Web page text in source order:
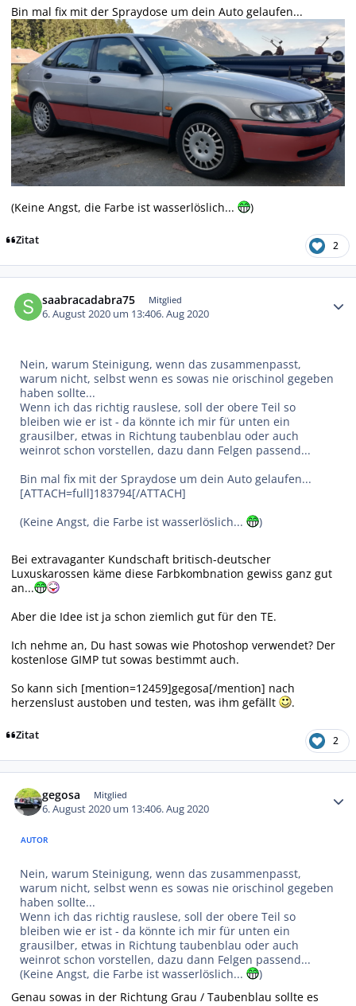
Bin mal fix mit der Spraydose um dein Auto gelaufen...
(Keine Angst, die Farbe ist wasserlöslich... )
Zitat 2
saabracadabra75 Mitglied
6. August 2020 um 13:406. Aug 2020
Nein, warum Steinigung, wenn das zusammenpasst,
warum nicht, selbst wenn es sowas nie orischinol gegeben
haben sollte...
Wenn ich das richtig rauslese, soll der obere Teil so
bleiben wie er ist - da könnte ich mir für unten ein
grausilber, etwas in Richtung taubenblau oder auch
weinrot schon vorstellen, dazu dann Felgen passend...
Bin mal fix mit der Spraydose um dein Auto gelaufen...
[ATTACH=full]183794[/ATTACH]
(Keine Angst, die Farbe ist wasserlöslich...
)
Bei extravaganter Kundschaft britisch-deutscher
Luxuskarossen käme diese Farbkombnation gewiss ganz gut
an...
Aber die Idee ist ja schon ziemlich gut für den TE.
Ich nehme an, Du hast sowas wie Photoshop verwendet? Der
kostenlose GIMP tut sowas bestimmt auch.
So kann sich [mention=12459]gegosa[/mention] nach
herzenslust austoben und testen, was ihm gefällt
.
Zitat 2
gegosa Mitglied
6. August 2020 um 13:406. Aug 2020
AUTOR
Nein, warum Steinigung, wenn das zusammenpasst,
warum nicht, selbst wenn es sowas nie orischinol gegeben
haben sollte...
Wenn ich das richtig rauslese, soll der obere Teil so
bleiben wie er ist - da könnte ich mir für unten ein
grausilber, etwas in Richtung taubenblau oder auch
weinrot schon vorstellen, dazu dann Felgen passend...
(Keine Angst, die Farbe ist wasserlöslich...
)
Genau sowas in der Richtung Grau / Taubenblau sollte es